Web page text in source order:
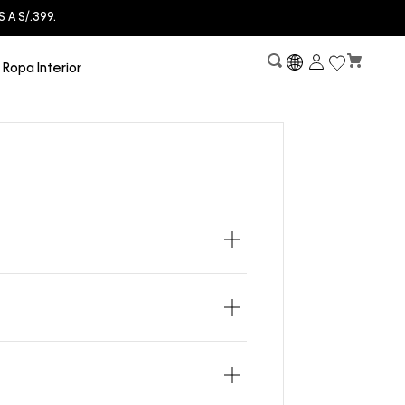
A S/.399.
Ropa Interior